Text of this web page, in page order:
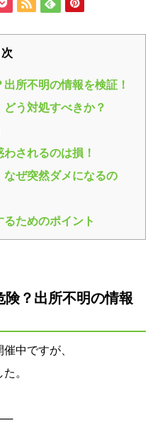
のための通信講座
次
所不明の情報を検証！
う対処すべきか？
されるのは損！
ぜ突然ダメになるの
ためのポイント
？出所不明の情報
中ですが、
。